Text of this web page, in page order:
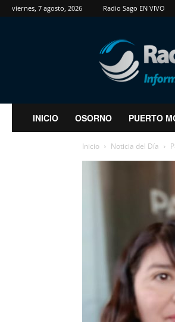
viernes, 7 agosto, 2026 Radio Sago EN VIVO
RadioSago
INICIO OSORNO PUERTO
Inicio Noticia del Día